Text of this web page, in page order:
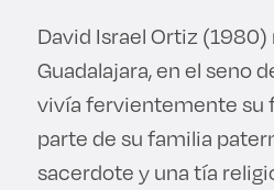
David Israel Ortiz (1980)
Guadalajara, en el seno
vivía fervientemente su
parte de su familia
sacerdote y una tía